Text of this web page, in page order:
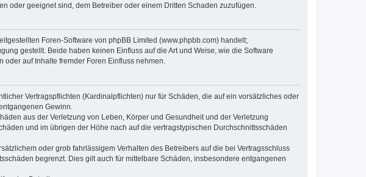
oder geeignet sind, dem Betreiber oder einem Dritten Schaden zuzufügen.
Foren-Software von phpBB Limited (www.phpbb.com) handelt;
gestellt. Beide haben keinen Einfluss auf die Art und Weise, wie die Software
oder auf Inhalte fremder Foren Einfluss nehmen.
Vertragspflichten (Kardinalpflichten) nur für Schäden, die auf ein vorsätzliches oder
Gewinn.
aus der Verletzung von Leben, Körper und Gesundheit und der Verletzung
und im übrigen der Höhe nach auf die vertragstypischen Durchschnittsschäden
oder grob fahrlässigem Verhalten des Betreibers auf die bei Vertragsschluss
begrenzt. Dies gilt auch für mittelbare Schäden, insbesondere entgangenen